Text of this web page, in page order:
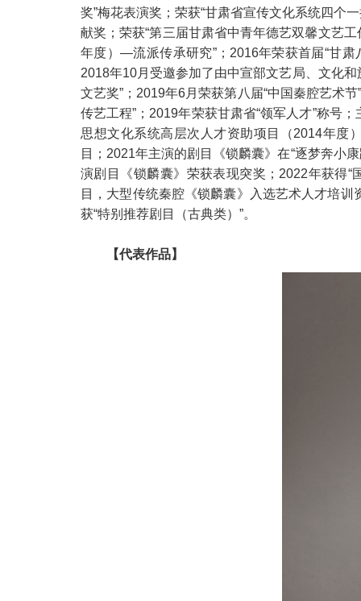
奖”梅花表演奖；荣获“甘肃省宣传文化系统四个
献奖；荣获“第三届甘肃省中青年德艺双馨文艺
年度）—流派传承研究”；2016年荣获首届“甘
2018年10月受邀参加了由中宣部文艺局、文化
文艺奖”；2019年6月荣获第八届“中国秦腔艺术
传艺工程”；2019年荣获甘肃省“领军人才”称号
思想文化系统高层次人才资助项目（2014年度
目；2021年主演的剧目《锁麟囊》在“逐梦奔小
演剧目《锁麟囊》荣获表现突奖；2022年获得
目，大型传统秦腔《锁麟囊》入选艺术人才培
获“特别推荐剧目（古典类）”。
【代表作品】